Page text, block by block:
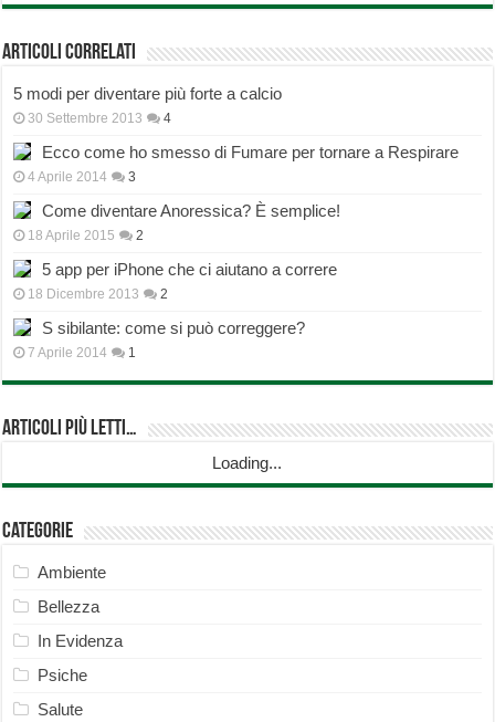
Articoli correlati
5 modi per diventare più forte a calcio
30 Settembre 2013 4
Ecco come ho smesso di Fumare per tornare a Respirare
4 Aprile 2014 3
Come diventare Anoressica? È semplice!
18 Aprile 2015 2
5 app per iPhone che ci aiutano a correre
18 Dicembre 2013 2
S sibilante: come si può correggere?
7 Aprile 2014 1
Articoli più Letti…
Loading...
Categorie
Ambiente
Bellezza
In Evidenza
Psiche
Salute